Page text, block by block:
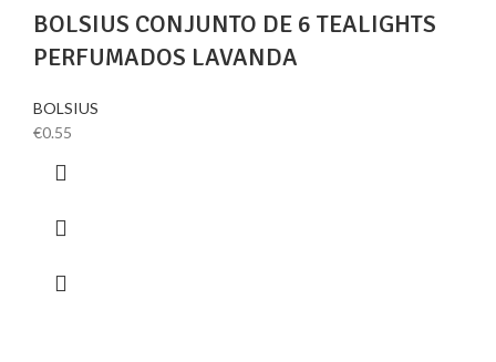
BOLSIUS CONJUNTO DE 6 TEALIGHTS
PERFUMADOS LAVANDA
BOLSIUS
€0.55